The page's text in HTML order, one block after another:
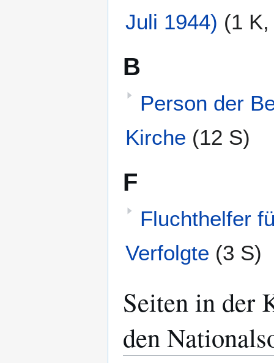
Juli 1944) (1
B
Person der
Kirche (12 S)
F
Fluchthelfer
Verfolgte (3 S)
Seiten in der
den